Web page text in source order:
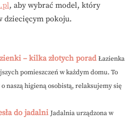
, aby wybrać model, który
dziecięcym pokoju.
– kilka złotych porad Łazienka
pomieszczeń w każdym domu. To
naszą higieną osobistą, relaksujemy się
do jadalni Jadalnia urządzona w